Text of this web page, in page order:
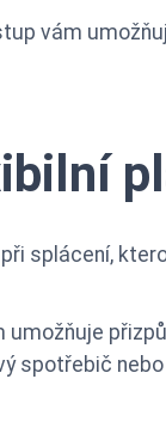
vám
splácení,
umožňuje
spotřebič